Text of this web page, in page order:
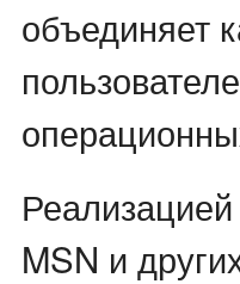
объединяет
MSN и